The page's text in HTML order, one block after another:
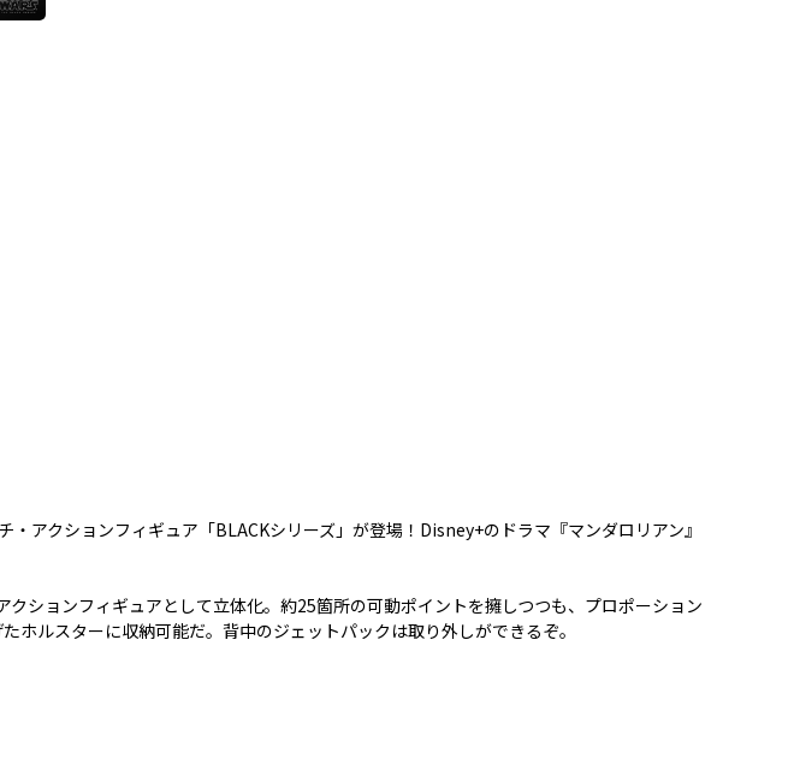
アクションフィギュア「BLACKシリーズ」が登場！Disney+のドラマ『マンダロリアン』
ションフィギュアとして立体化。約25箇所の可動ポイントを擁しつつも、プロポーション
ルスターに収納可能だ。背中のジェットパックは取り外しができるぞ。